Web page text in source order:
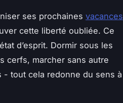
ses prochaines vacances
cette liberté oubliée. Ce
d’esprit. Dormir sous les
cerfs, marcher sans autre
- tout cela redonne du sens à